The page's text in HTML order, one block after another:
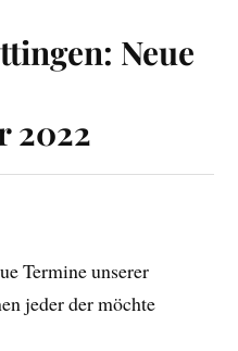
Neue
2022
Termine unserer
jeder der möchte